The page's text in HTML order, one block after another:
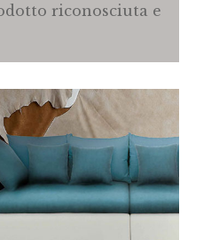
riconosciuta e